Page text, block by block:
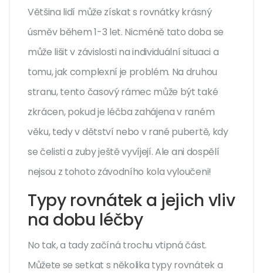
Většina lidí může získat s rovnátky krásný
úsměv během 1-3 let. Nicméně tato doba se
může lišit v závislosti na individuální situaci a
tomu, jak complexní je problém. Na druhou
stranu, tento časový rámec může být také
zkrácen, pokud je léčba zahájena v raném
věku, tedy v dětství nebo v rané pubertě, kdy
se čelisti a zuby ještě vyvíjejí. Ale ani dospělí
nejsou z tohoto závodního kola vyloučeni!
Typy rovnátek a jejich vliv
na dobu léčby
No tak, a tady začíná trochu vtipná část.
Můžete se setkat s několika typy rovnátek a